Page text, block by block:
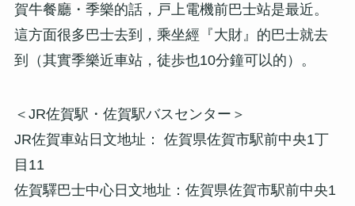
賀牛餐廳・季樂的話，戸上電機前巴士站是最近。
這方面很多巴士去到，乘坐經『大財』的巴士就去
到（其實季樂近車站，徒歩也10分鐘可以的）。
＜JR佐賀駅・佐賀駅バスセンター＞
JR佐賀車站日文地址： 佐賀県佐賀市駅前中央1丁
目11
佐賀驛巴士中心日文地址：佐賀県佐賀市駅前中央1